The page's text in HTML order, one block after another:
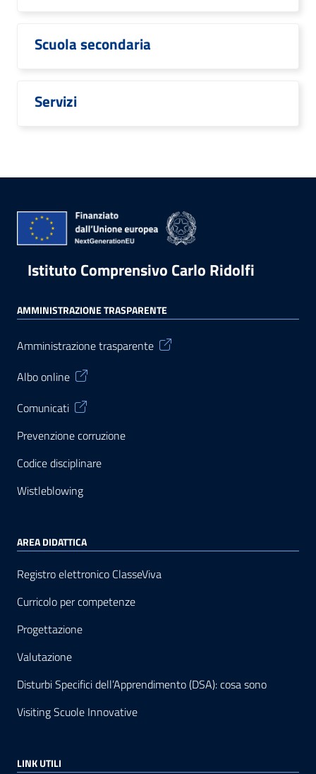
Scuola secondaria
Servizi
Istituto Comprensivo Carlo Ridolfi
AMMINISTRAZIONE TRASPARENTE
Amministrazione trasparente
Albo online
Comunicati
Prevenzione corruzione
Codice disciplinare
Wistleblowing
AREA DIDATTICA
Registro elettronico ClasseViva
Curricolo per competenze
Progettazione
Valutazione
Disturbi Specifici dell’Apprendimento (DSA): cosa sono
Visiting Scuole Innovative
LINK UTILI